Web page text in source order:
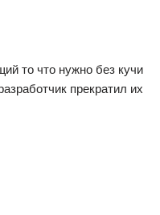
то что нужно без кучи
прекратил их